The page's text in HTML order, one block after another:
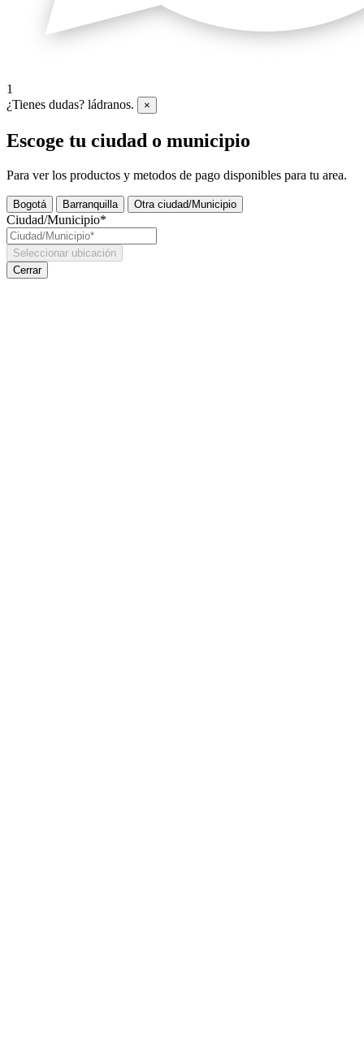
1
¿Tienes dudas? ládranos.
×
Escoge tu ciudad o municipio
Para ver los productos y metodos de pago disponibles para tu area.
Bogotá Barranquilla Otra ciudad/Municipio
Ciudad/Municipio*
Seleccionar ubicación
Cerrar